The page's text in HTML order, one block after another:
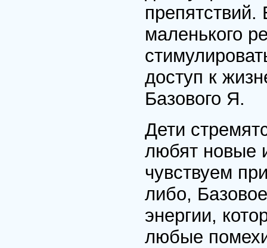
маленького
доступ к
Базового Я.
Дети
любят новые
чувствуем
либо,
энергии,
любые